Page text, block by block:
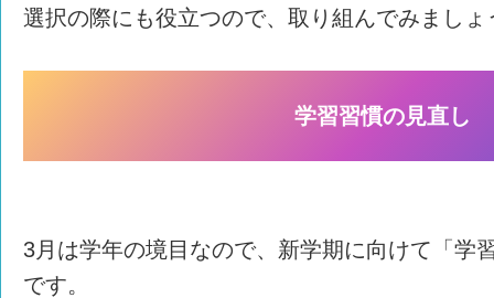
選択の際にも役立つので、取り組んでみましょ
学習習慣の見直し
3月は学年の境目なので、新学期に向けて「学
です。